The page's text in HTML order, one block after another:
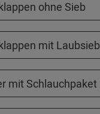
ohne Sieb
mit Laubsieb
mit Schlauchpaket